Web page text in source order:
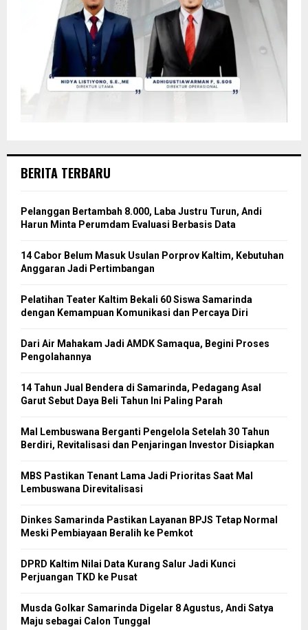
BERITA TERBARU
Pelanggan Bertambah 8.000, Laba Justru Turun, Andi
Harun Minta Perumdam Evaluasi Berbasis Data
14 Cabor Belum Masuk Usulan Porprov Kaltim, Kebutuhan
Anggaran Jadi Pertimbangan
Pelatihan Teater Kaltim Bekali 60 Siswa Samarinda
dengan Kemampuan Komunikasi dan Percaya Diri
Dari Air Mahakam Jadi AMDK Samaqua, Begini Proses
Pengolahannya
14 Tahun Jual Bendera di Samarinda, Pedagang Asal
Garut Sebut Daya Beli Tahun Ini Paling Parah
Mal Lembuswana Berganti Pengelola Setelah 30 Tahun
Berdiri, Revitalisasi dan Penjaringan Investor Disiapkan
MBS Pastikan Tenant Lama Jadi Prioritas Saat Mal
Lembuswana Direvitalisasi
Dinkes Samarinda Pastikan Layanan BPJS Tetap Normal
Meski Pembiayaan Beralih ke Pemkot
DPRD Kaltim Nilai Data Kurang Salur Jadi Kunci
Perjuangan TKD ke Pusat
Musda Golkar Samarinda Digelar 8 Agustus, Andi Satya
Maju sebagai Calon Tunggal